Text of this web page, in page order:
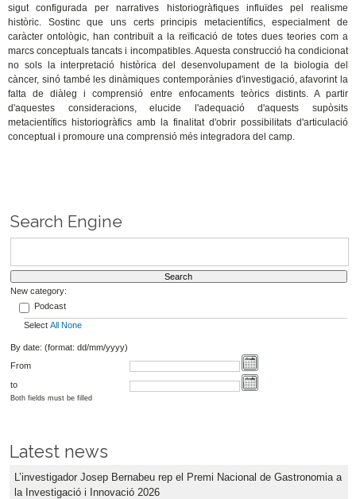
sigut configurada per narratives historiogràfiques influïdes pel realisme
històric. Sostinc que uns certs principis metacientífics, especialment de
caràcter ontològic, han contribuït a la reïficació de totes dues teories com a
marcs conceptuals tancats i incompatibles. Aquesta construcció ha condicionat
no sols la interpretació històrica del desenvolupament de la biologia del
càncer, sinó també les dinàmiques contemporànies d'investigació, afavorint la
falta de diàleg i comprensió entre enfocaments teòrics distints. A partir
d'aquestes consideracions, elucide l'adequació d'aquests supòsits
metacientífics historiogràfics amb la finalitat d'obrir possibilitats d'articulació
conceptual i promoure una comprensió més integradora del camp.
Search Engine
New category:
Podcast
Select All None
By date: (format: dd/mm/yyyy)
From
to
Both fields must be filled
Latest news
L’investigador Josep Bernabeu rep el Premi Nacional de Gastronomia a
la Investigació i Innovació 2026